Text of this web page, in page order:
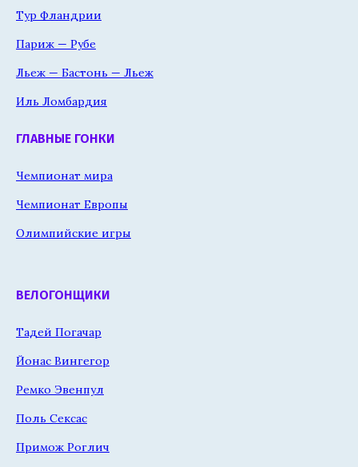
Тур Фландрии
Париж — Рубе
Льеж — Бастонь — Льеж
Иль Ломбардия
ГЛАВНЫЕ ГОНКИ
Чемпионат мира
Чемпионат Европы
Олимпийские игры
ВЕЛОГОНЩИКИ
Тадей Погачар
Йонас Вингегор
Ремко Эвенпул
Поль Сексас
Примож Роглич